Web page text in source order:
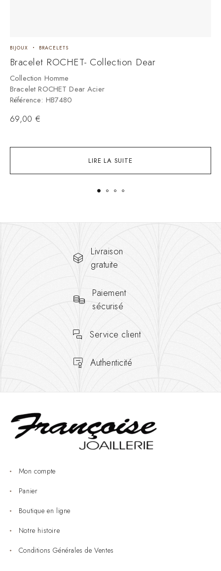
LIRE LA SUITE
BIJOUX BRACELETS
Bracelet ROCHET- Collection Dear
Collection Homme
Bracelet ROCHET Dear Acier
Référence: HB7480
69,00 €
Livraison
gratuite
Paiement
sécurisé
Service client
Authenticité
Mon compte
Panier
Boutique en ligne
Notre histoire
Conditions Générales de Ventes